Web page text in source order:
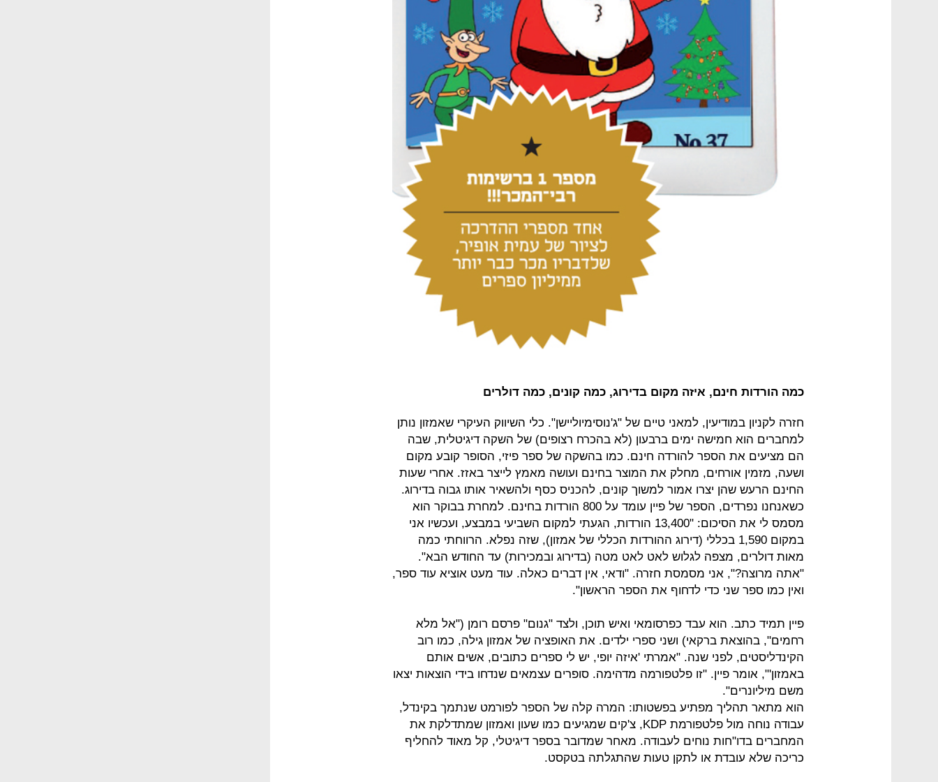
כמה הורדות חינם, איזה מקום בדירוג, כמה קונים, כמה דולרים
חזרה לקניון במודיעין, למאני טיים של "ג'נוסימיוליישן". כלי השיווק העיקרי שאמזון נותן
למחברים הוא חמישה ימים ברבעון (לא בהכרח רצופים) של השקה דיגיטלית, שבה
הם מציעים את הספר להורדה חינם. כמו בהשקה של ספר פיזי, הסופר קובע מקום
ושעה, מזמין אורחים, מחלק את המוצר בחינם ועושה מאמץ לייצר באזז. אחרי שעות
החינם הרעש שהן יצרו אמור למשוך קונים, להכניס כסף ולהשאיר אותו גבוה בדירוג.
כשאנחנו נפרדים, הספר של פיין עומד על 800 הורדות בחינם. למחרת בבוקר הוא
מסמס לי את הסיכום: "13,400 הורדות, הגעתי למקום השביעי במבצע, ועכשיו אני
במקום 1,590 בכללי (דירוג ההורדות הכללי של אמזון), שזה נפלא. הרווחתי כמה
מאות דולרים, מצפה לגלוש לאט לאט מטה (בדירוג ובמכירות) עד החודש הבא".
"אתה מרוצה?", אני מסמסת חזרה. "ודאי, אין דברים כאלה. עוד מעט אוציא עוד ספר,
ואין כמו ספר שני כדי לדחוף את הספר הראשון".
פיין תמיד כתב. הוא עבד כפרסומאי ואיש תוכן, ולצד "גנום" פרסם רומן ("אל מלא
רחמים", בהוצאת ברקאי) ושני ספרי ילדים. את האופציה של אמזון גילה, כמו רוב
הקינדליסטים, לפני שנה. "אמרתי 'איזה יופי, יש לי ספרים כתובים, אשים אותם
באמזון'", אומר פיין. "זו פלטפורמה מדהימה. סופרים עצמאים שנדחו בידי הוצאות יצאו
משם מיליונרים".
הוא מתאר תהליך מפתיע בפשטותו: המרה קלה של הספר לפורמט שנתמך בקינדל,
עבודה נוחה מול פלטפורמת KDP, צ'קים שמגיעים כמו שעון ואמזון שמתדלקת את
המחברים בדו"חות נוחים לעבודה. מאחר שמדובר בספר דיגיטלי, קל מאוד להחליף
כריכה שלא עובדת או לתקן טעות שהתגלתה בטקסט.